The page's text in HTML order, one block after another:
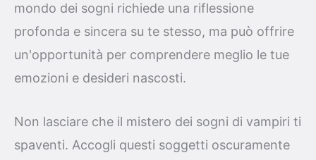
mondo dei sogni richiede una riflessione
profonda e sincera su te stesso, ma può offrire
un'opportunità per comprendere meglio le tue
emozioni e desideri nascosti.
Non lasciare che il mistero dei sogni di vampiri ti
spaventi. Accogli questi soggetti oscuramente